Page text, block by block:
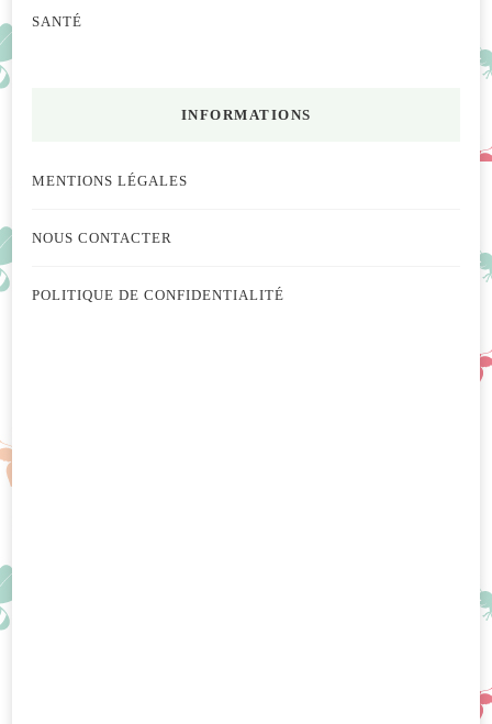
SANTÉ
INFORMATIONS
MENTIONS LÉGALES
NOUS CONTACTER
POLITIQUE DE CONFIDENTIALITÉ